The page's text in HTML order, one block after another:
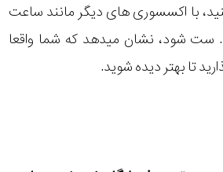
با اکسسوری های دیگر مانند ساعت
شود، نشان میدهد که شما واقعا
تا بهتر دیده شوید.